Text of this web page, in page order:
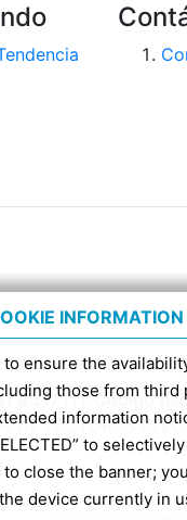
6317111, Código
DE FACTURAS
la Ley 124/2017 art.
INFORMATION
ensure the
those from third
information
to
to close the banner;
device currently in